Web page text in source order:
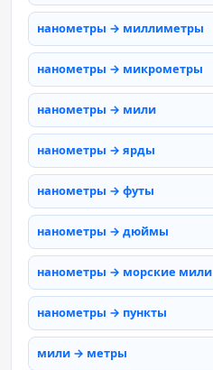
нанометры → миллиметры
нанометры → микрометры
нанометры → мили
нанометры → ярды
нанометры → футы
нанометры → дюймы
нанометры → морские мили
нанометры → пункты
мили → метры